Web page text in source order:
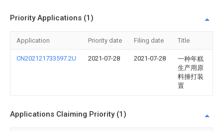
Priority Applications (1)
Application Priority date Filing date Title
CN202121733597.2U 2021-07-28 2021-07-28
一种年糕
生产用原
料捶打装
置
Applications Claiming Priority (1)